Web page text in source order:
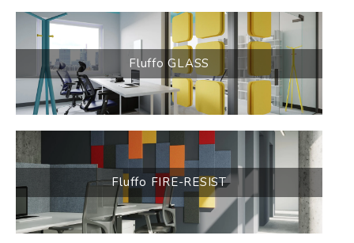
Fluffo GLASS
Fluffo FIRE-RESIST